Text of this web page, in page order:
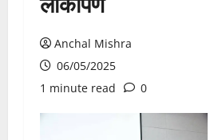
Anchal Mishra
06/05/2025
1 minute read
0